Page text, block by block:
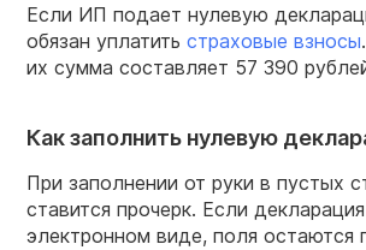
Если ИП подает нулевую
обязан уплатить страховые взносы
их сумма составляет 57 390
Как заполнить нулевую
При заполнении от руки в пустых
ставится прочерк. Если
электронном виде, поля остаются